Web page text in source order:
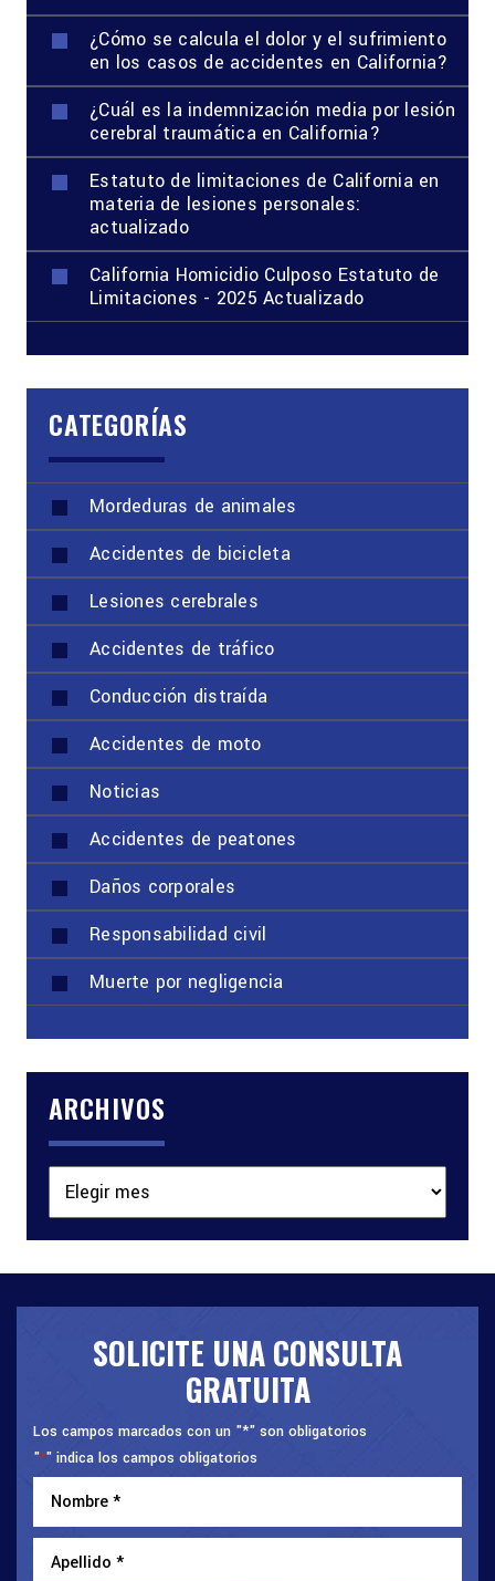
¿Cómo se calcula el dolor y el sufrimiento
en los casos de accidentes en California?
¿Cuál es la indemnización media por lesión
cerebral traumática en California?
Estatuto de limitaciones de California en
materia de lesiones personales:
actualizado
California Homicidio Culposo Estatuto de
Limitaciones - 2025 Actualizado
CATEGORÍAS
Mordeduras de animales
Accidentes de bicicleta
Lesiones cerebrales
Accidentes de tráfico
Conducción distraída
Accidentes de moto
Noticias
Accidentes de peatones
Daños corporales
Responsabilidad civil
Muerte por negligencia
ARCHIVOS
SOLICITE UNA CONSULTA
GRATUITA
Los campos marcados con un "*" son obligatorios
"*" indica los campos obligatorios